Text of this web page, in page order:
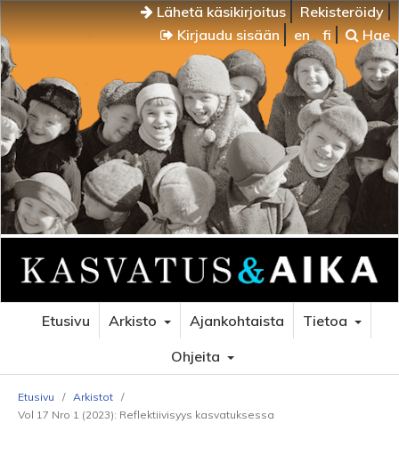
Lähetä käsikirjoitus
Rekisteröidy
Kirjaudu sisään
en fi Hae
Etusivu Arkisto Ajankohtaista
Tietoa
Ohjeita
Etusivu / Arkistot /
Vol 17 Nro 1 (2023): Reflektiivisyys kasvatuksessa